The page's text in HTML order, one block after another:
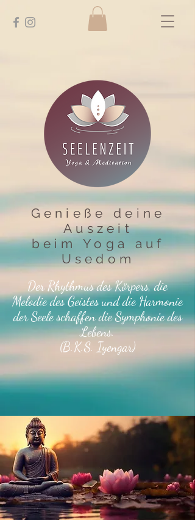
Genieße deine
Auszeit
beim Yoga auf
Usedom
Der Rhythmus des Körpers, die
Melodie des Geistes und die Harmonie
der Seele schaffen die Symphonie des
Lebens.
(B.K.S. Iyengar)